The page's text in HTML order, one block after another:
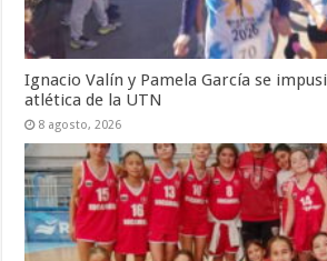
Ignacio Valín y Pamela García se
atlética de la UTN
8 agosto, 2026